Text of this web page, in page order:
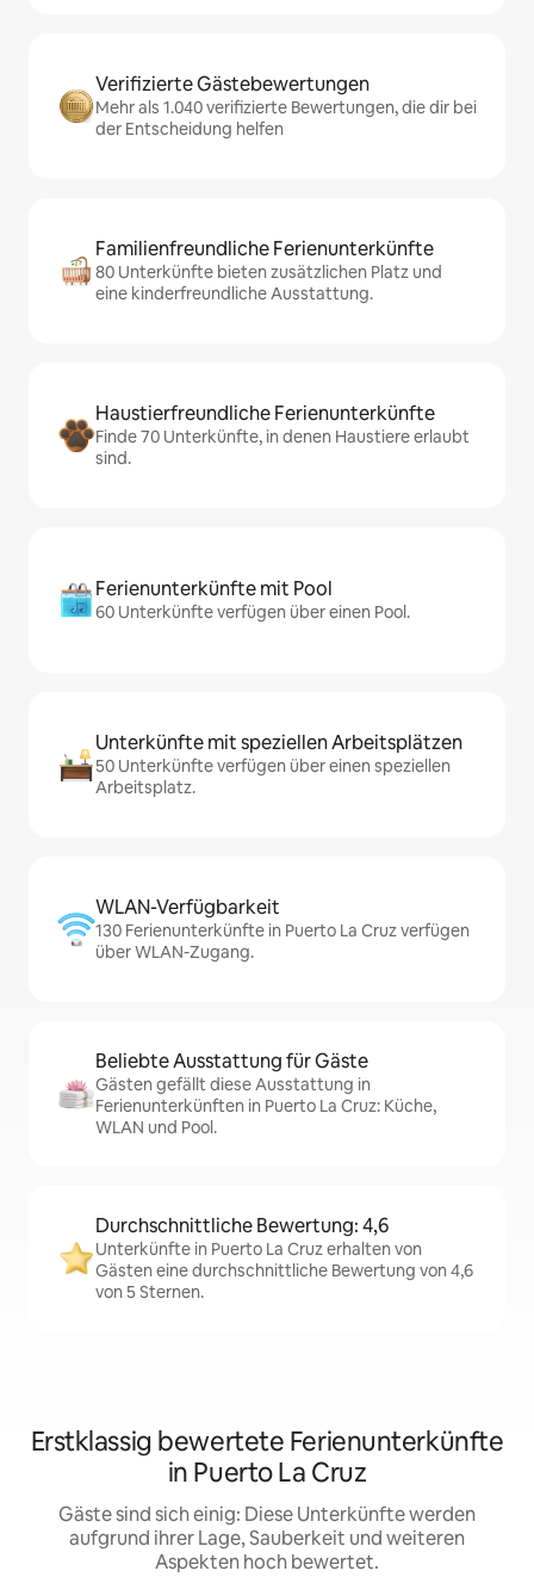
Verifizierte Gästebewertungen
Mehr als 1.040 verifizierte Bewertungen, die dir bei
der Entscheidung helfen
Familienfreundliche Ferienunterkünfte
80 Unterkünfte bieten zusätzlichen Platz und
eine kinderfreundliche Ausstattung.
Haustierfreundliche Ferienunterkünfte
Finde 70 Unterkünfte, in denen Haustiere erlaubt
sind.
Ferienunterkünfte mit Pool
60 Unterkünfte verfügen über einen Pool.
Unterkünfte mit speziellen Arbeitsplätzen
50 Unterkünfte verfügen über einen speziellen
Arbeitsplatz.
WLAN-Verfügbarkeit
130 Ferienunterkünfte in Puerto La Cruz verfügen
über WLAN-Zugang.
Beliebte Ausstattung für Gäste
Gästen gefällt diese Ausstattung in
Ferienunterkünften in Puerto La Cruz: Küche,
WLAN und Pool.
Durchschnittliche Bewertung: 4,6
Unterkünfte in Puerto La Cruz erhalten von
Gästen eine durchschnittliche Bewertung von 4,6
von 5 Sternen.
Erstklassig bewertete Ferienunterkünfte
in Puerto La Cruz
Gäste sind sich einig: Diese Unterkünfte werden
aufgrund ihrer Lage, Sauberkeit und weiteren
Aspekten hoch bewertet.